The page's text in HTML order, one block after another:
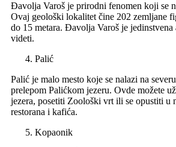
Đavolja Varoš je prirodni fenomen koji se
Ovaj geološki lokalitet čine 202 zemljane
do 15 metara. Đavolja Varoš je
videti.
Palić
Palić je malo mesto koje se nalazi na
prelepom Palićkom jezeru. Ovde možete
jezera, posetiti Zoološki vrt ili se opustiti u
restorana i kafića.
Kopaonik